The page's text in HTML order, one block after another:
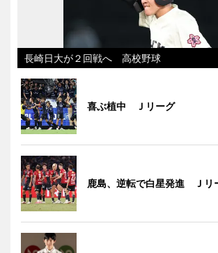
長崎日大が２回戦へ 高校野球
喜ぶ植中 Ｊリーグ
鹿島、逆転で白星発進 Ｊリ